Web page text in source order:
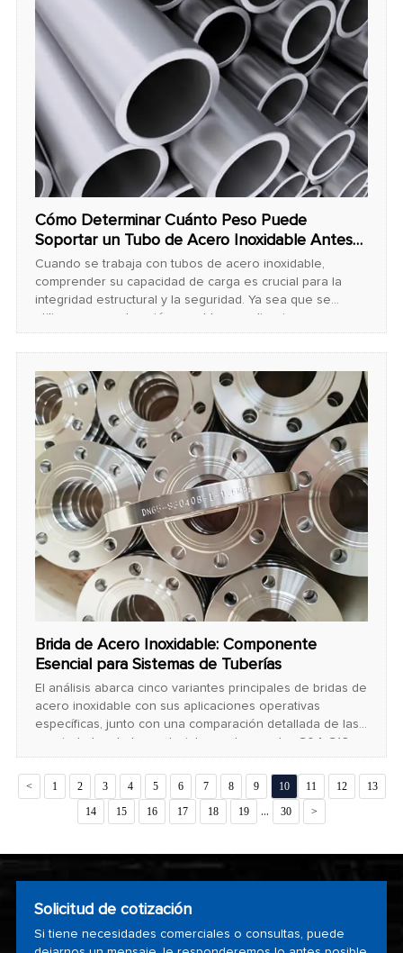
Cómo Determinar Cuánto Peso Puede
Soportar un Tubo de Acero Inoxidable Antes
de Romperse
Cuando se trabaja con tubos de acero inoxidable,
comprender su capacidad de carga es crucial para la
integridad estructural y la seguridad. Ya sea que se
utilicen en construcción, muebles o aplicaciones
industriales, saber cuánto peso pueden soportar antes
de romperse previene fallas y accidentes.
Brida de Acero Inoxidable: Componente
Esencial para Sistemas de Tuberías
El análisis abarca cinco variantes principales de bridas de
acero inoxidable con sus aplicaciones operativas
específicas, junto con una comparación detallada de las
propiedades de los materiales en los grados 304, 316,
321 y las alternativas de acero dúplex.
< 1 2 3 4 5 6 7 8 9 10 11 12
13
14
15 16 17 18 19 ... 30 >
Solicitud de cotización
Si tiene necesidades comerciales o consultas, puede